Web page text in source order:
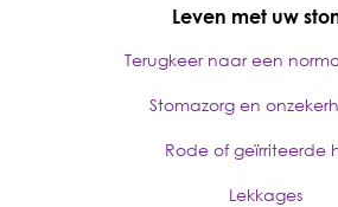
Leven met uw
Terugkeer naar een
Stomazorg en
Rode of geïrriteerde
Lekkages